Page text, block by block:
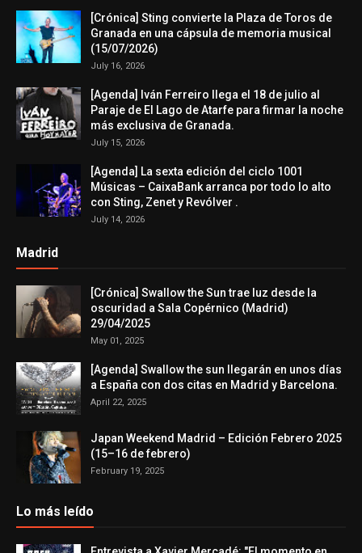
[Crónica] Sting convierte la Plaza de Toros de
Granada en una cápsula de memoria musical
(15/07/2026)
July 16, 2026
[Agenda] Iván Ferreiro llega el 18 de julio al
Paraje de El Lago de Atarfe para firmar la noche
más exclusiva de Granada.
July 15, 2026
[Agenda] La sexta edición del ciclo 1001
Músicas – CaixaBank arranca por todo lo alto
con Sting, Zenet y Revólver .
July 14, 2026
Madrid
[Crónica] Swallow the Sun trae luz desde la
oscuridad a Sala Copérnico (Madrid)
29/04/2025
May 01, 2025
[Agenda] Swallow the sun llegarán en unos días
a España con dos citas en Madrid y Barcelona.
April 22, 2025
Japan Weekend Madrid – Edición Febrero 2025
(15–16 de febrero)
February 19, 2025
Lo más leído